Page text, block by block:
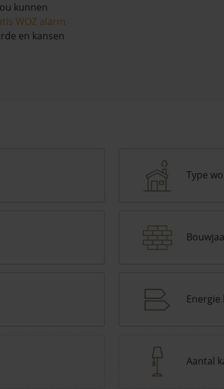
kunnen
WOZ alarm
en kansen
Type
Energie
Aantal